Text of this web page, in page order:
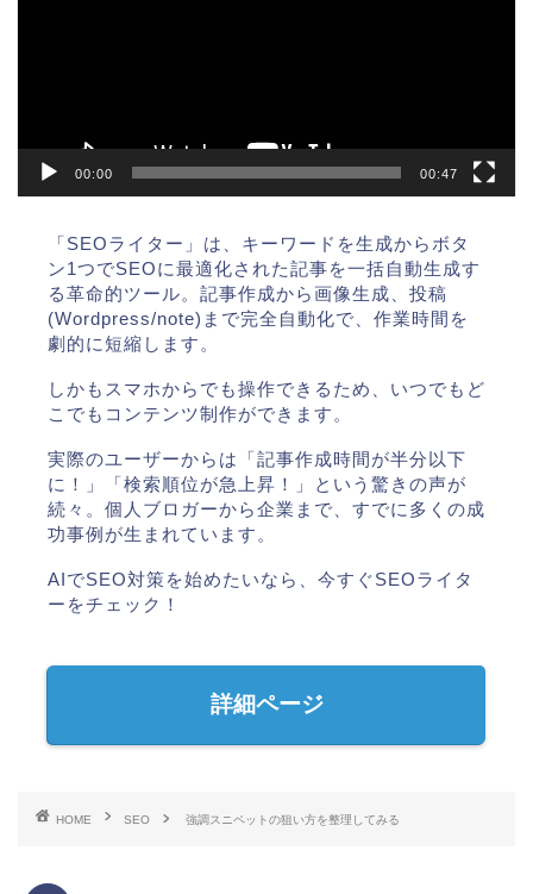
00:00 00:47
「SEOライター」は、キーワードを生成からボタ
ン1つでSEOに最適化された記事を一括自動生成す
る革命的ツール。記事作成から画像生成、投稿
(Wordpress/note)まで完全自動化で、作業時間を
劇的に短縮します。
しかもスマホからでも操作できるため、いつでもど
こでもコンテンツ制作ができます。
実際のユーザーからは「記事作成時間が半分以下
に！」「検索順位が急上昇！」という驚きの声が
続々。個人ブロガーから企業まで、すでに多くの成
功事例が生まれています。
AIでSEO対策を始めたいなら、今すぐSEOライタ
ーをチェック！
詳細ページ
HOME SEO 強調スニペットの狙い方を整理してみる